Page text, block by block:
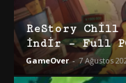
ReStory Chill
İndir – Full
GameOver - 7 Ağustos